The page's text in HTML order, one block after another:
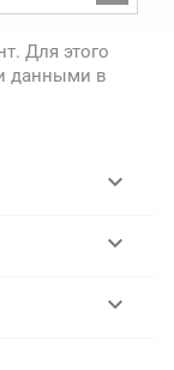
Для этого
данными в


